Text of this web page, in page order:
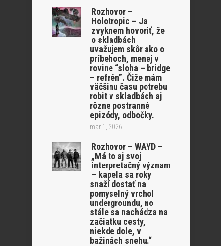
Rozhovor –
Holotropic – Ja
zvyknem hovoriť, že
o skladbách
uvažujem skôr ako o
príbehoch, menej v
rovine “sloha – bridge
– refrén”. Čiže mám
väčšinu času potrebu
robit v skladbách aj
rôzne postranné
epizódy, odbočky.
mar 1, 2026
Rozhovor – WAYD –
„Má to aj svoj
interpretačný význam
– kapela sa roky
snaží dostať na
pomyselný vrchol
undergroundu, no
stále sa nachádza na
začiatku cesty,
niekde dole, v
bažinách snehu.“